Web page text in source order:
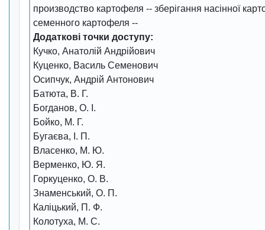
производство картофеля -- зберігання насінної
семенного картофеля --
Додаткові точки доступу:
Кучко, Анатолій Андрійович
Куценко, Василь Семенович
Осипчук, Андрій Антонович
Батюта, В. Г.
Богданов, О. І.
Бойко, М. Г.
Бугаєва, І. П.
Власенко, М. Ю.
Верменко, Ю. Я.
Горкуценко, О. В.
Знаменський, О. П.
Каліцький, П. Ф.
Колотуха, М. С.